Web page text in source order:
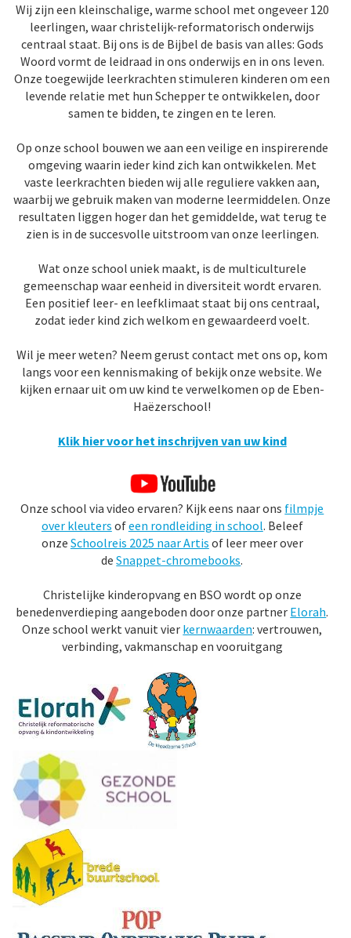
Wij zijn een kleinschalige, warme school met ongeveer 120
leerlingen, waar christelijk-reformatorisch onderwijs
centraal staat. Bij ons is de Bijbel de basis van alles: Gods
Woord vormt de leidraad in ons onderwijs en in ons leven.
Onze toegewijde leerkrachten stimuleren kinderen om een
levende relatie met hun Schepper te ontwikkelen, door
samen te bidden, te zingen en te leren.
Op onze school bouwen we aan een veilige en inspirerende
omgeving waarin ieder kind zich kan ontwikkelen. Met
vaste leerkrachten bieden wij alle reguliere vakken aan,
waarbij we gebruik maken van moderne leermiddelen. Onze
resultaten liggen hoger dan het gemiddelde, wat terug te
zien is in de succesvolle uitstroom van onze leerlingen.
Wat onze school uniek maakt, is de multiculturele
gemeenschap waar eenheid in diversiteit wordt ervaren.
Een positief leer- en leefklimaat staat bij ons centraal,
zodat ieder kind zich welkom en gewaardeerd voelt.
Wil je meer weten? Neem gerust contact met ons op, kom
langs voor een kennismaking of bekijk onze website. We
kijken ernaar uit om uw kind te verwelkomen op de Eben-
Haëzerschool!
Klik hier voor het inschrijven van uw kind
Onze school via video ervaren? Kijk eens naar ons filmpje
over kleuters ofeen rondleiding in school. Beleef
onze Schoolreis 2025 naar Artis of leer meer over
deSnappet-chromebooks.
Christelijke kinderopvang en BSO wordt op onze
benedenverdieping aangeboden door onze partner Elorah.
Onze school werkt vanuit vier kernwaarden: vertrouwen,
verbinding, vakmanschap en vooruitgang